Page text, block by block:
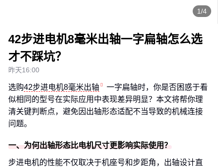
1/4
42步进电机8毫米出轴一字扁轴怎么选
才不踩坑？
昨天16:00
选购42步进电机8毫米出轴
一字扁轴时，你是否困惑于看
似相同的型号在实际应用中表现差异明显？本文将帮你理
清关键判断点，避免因出轴形态适配不当导致的机械连接
问题。
一、为何出轴形态比电机尺寸更影响实际使用？
步进电机的性能不仅取决于机座号和步距角，出轴设计直